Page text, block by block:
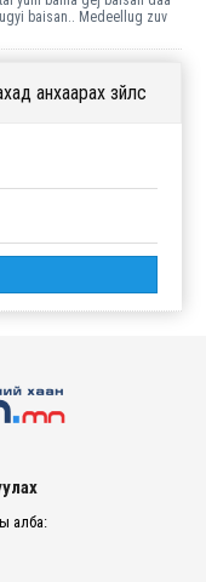
baisan.. Medeellug zuv
анхаарах зүйлс
алба: